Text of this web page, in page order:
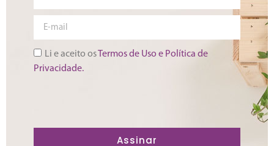
Li e aceito osTermos de Uso e Política de
Privacidade.
Assinar